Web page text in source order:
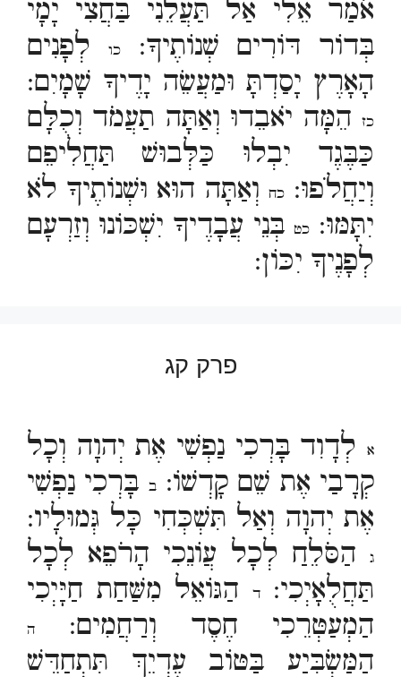
אֹמַר אֵלִי אַל תַּעֲלֵנִי בַּחֲצִי יָמָי
בְּדוֹר דּוֹרִים שְׁנוֹתֶיךָ:כו
לְפָנִים
הָאָרֶץ יָסַדְתָּ וּמַעֲשֵׂה יָדֶיךָ שָׁמָיִם:
כז הֵמָּה יֹאבֵדוּ וְאַתָּה תַעֲמֹד וְכֻלָּם
כַּבֶּגֶד יִבְלוּ כַּלְּבוּשׁ תַּחֲלִיפֵם
וְיַחֲלֹפוּ:כח וְאַתָּה הוּא וּשְׁנוֹתֶיךָ לֹא
יִתָּמּוּ:כט בְּנֵי עֲבָדֶיךָ יִשְׁכּוֹנוּ וְזַרְעָם
לְפָנֶיךָ יִכּוֹן:
פרק קג
א לְדָוִד בָּרְכִי נַפְשִׁי אֶת יְהוָה וְכָל
קְרָבַי אֶת שֵׁם קָדְשׁוֹ:ב בָּרְכִי נַפְשִׁי
אֶת יְהוָה וְאַל תִּשְׁכְּחִי כָּל גְּמוּלָיו:
ג
הַסֹּלֵחַ לְכָל עֲוֹנֵכִי הָרֹפֵא לְכָל
תַּחֲלֻאָיְכִי:ד
הַגּוֹאֵל מִשַּׁחַת חַיָּיְכִי
הַמְעַטְּרֵכִי חֶסֶד וְרַחֲמִים:
ה
הַמַּשְׂבִּיַע בַּטּוֹב עֶדְיֵךְ תִּתְחַדֵּשׁ